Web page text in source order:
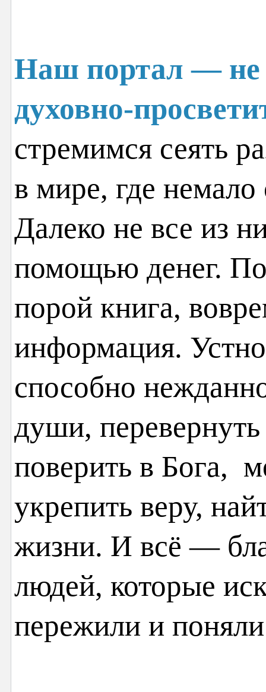
Наш портал — не
духовно-
стремимся сеять
в мире, где
Далеко не все из
помощью денег.
порой книга,
информация.
способно
души,
поверить в Бога,
укрепить веру,
жизни. И всё —
людей, которые
пережили и